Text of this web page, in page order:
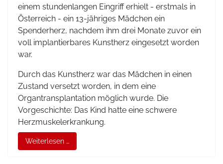
einem stundenlangen Eingriff erhielt - erstmals in
Österreich - ein 13-jähriges Mädchen ein
Spenderherz, nachdem ihm drei Monate zuvor ein
voll implantierbares Kunstherz eingesetzt worden
war.
Durch das Kunstherz war das Mädchen in einen
Zustand versetzt worden, in dem eine
Organtransplantation möglich wurde. Die
Vorgeschichte: Das Kind hatte eine schwere
Herzmuskelerkrankung.
Weiterlesen …